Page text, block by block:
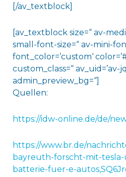
[/av_textblock]
[av_textblock size=“ av-
small-font-size=“ av-mini-
font_color=’custom‘
custom_class=“ av_uid=’av-
admin_preview_bg=“]
Quellen:
https://idw-online.de/de/
https://www.br.de/
bayreuth-forscht-mit-
batterie-fuer-e-